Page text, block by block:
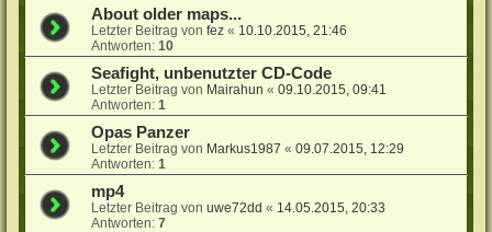
About older maps...
Letzter Beitrag vonfez « 10.10.2015, 21:46
Antworten:10
Seafight, unbenutzter CD-Code
Letzter Beitrag von Mairahun «09.10.2015, 09:41
Antworten:1
Opas Panzer
Letzter Beitrag von Markus1987 «09.07.2015, 12:29
Antworten:1
mp4
Letzter Beitrag vonuwe72dd « 14.05.2015, 20:33
Antworten:7